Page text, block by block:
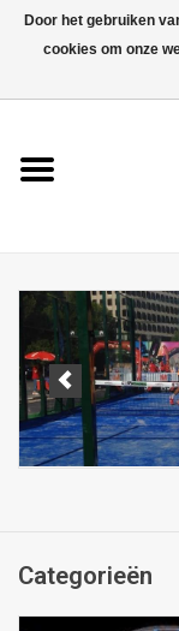
Rackets
Padel banen
Merken
Categorieën
Door het gebruiken
cookies om onze